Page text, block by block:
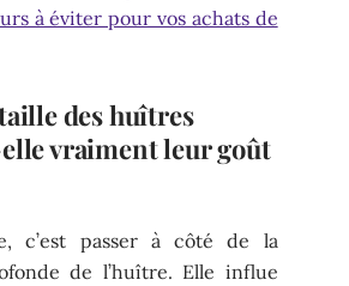
à éviter pour vos achats de
des huîtres
vraiment leur goût
c’est passer à côté de la
de l’huître. Elle influe